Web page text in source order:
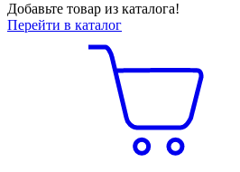
Добавьте товар из каталога!
Перейти в каталог